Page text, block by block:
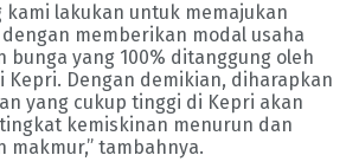
kami lakukan untuk memajukan
memberikan modal usaha
bunga yang 100% ditanggung oleh
Kepri. Dengan demikian, diharapkan
yang cukup tinggi di Kepri akan
kemiskinan menurun dan
makmur,” tambahnya.